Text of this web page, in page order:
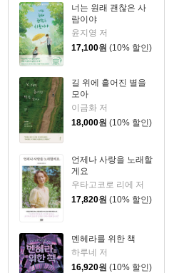
너는 원래 괜찮은 사
람이야
윤지영 저
17,100원 (10% 할인)
길 위에 흩어진 별을
모아
이금화 저
18,000원 (10% 할인)
언제나 사랑을 노래할
게요
우타고코로 리에 저
17,820원 (10% 할인)
멘헤라를 위한 책
하루네 저
16,920원 (10% 할인)